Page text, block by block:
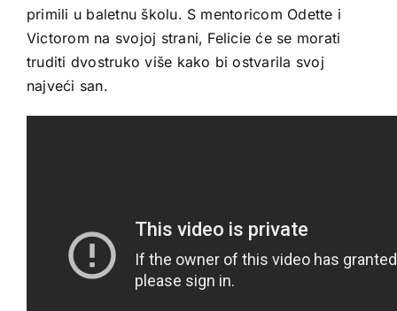
primili u baletnu školu. S mentoricom Odette i
Victorom na svojoj strani, Felicie će se morati
truditi dvostruko više kako bi ostvarila svoj
najveći san.